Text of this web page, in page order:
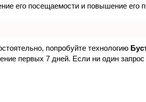
его посещаемости и повышение его
попробуйте технологию
первых 7 дней. Если ни один